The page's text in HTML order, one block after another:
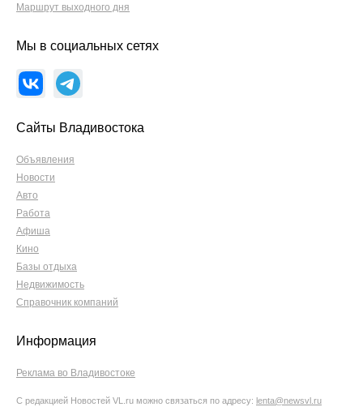
Маршрут выходного дня
Мы в социальных сетях
Сайты Владивостока
Объявления
Новости
Авто
Работа
Афиша
Кино
Базы отдыха
Недвижимость
Справочник компаний
Информация
Реклама во Владивостоке
С редакцией Новостей VL.ru можно связаться по адресу: lenta@newsvl.ru